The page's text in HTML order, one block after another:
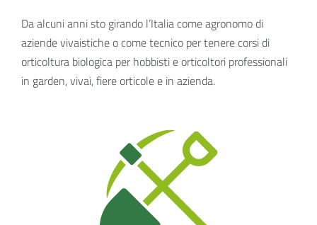
Da alcuni anni sto girando l’Italia come agronomo di
aziende vivaistiche o come tecnico per tenere corsi di
orticoltura biologica per hobbisti e orticoltori professionali
in garden, vivai, fiere orticole e in azienda.